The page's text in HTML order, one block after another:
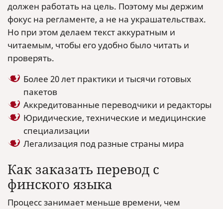
должен работать на цель. Поэтому мы держим
фокус на регламенте, а не на украшательствах.
Но при этом делаем текст аккуратным и
читаемым, чтобы его удобно было читать и
проверять.
Более 20 лет практики и тысячи готовых
пакетов
Аккредитованные переводчики и редакторы
Юридические, технические и медицинские
специализации
Легализация под разные страны мира
Как заказать перевод с
финского языка
Процесс занимает меньше времени, чем